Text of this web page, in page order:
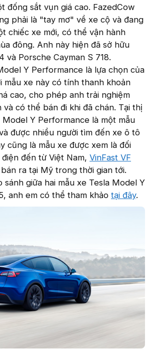
đống sắt vụn giá cao. FazedCow
phải là "tay mơ" về xe cộ và đang
chiếc xe mới, có thể vận hành
đông. Anh này hiện đã sở hữu
và Porsche Cayman S 718.
Y Performance là lựa chọn của
mẫu xe này có tính thanh khoản
cao, cho phép anh trải nghiệm
có thể bán đi khi đã chán. Tại thị
Y Performance là một mẫu
được nhiều người tìm đến xe ô tô
cũng là mẫu xe được xem là đối
đến từ Việt Nam, VinFast VF
ra tại Mỹ trong thời gian tới.
sánh giữa hai mẫu xe Tesla Model Y
anh em có thể tham khảo tại đây.